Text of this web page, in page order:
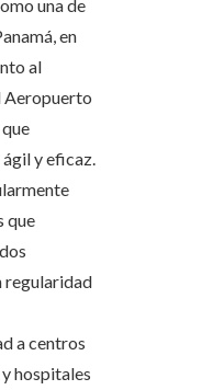
una de
en
al
Aeropuerto
y eficaz.
que
regularidad
a centros
hospitales